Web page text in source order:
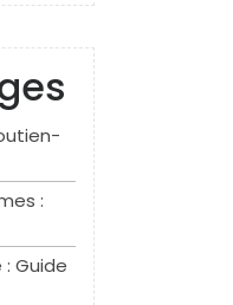
:
Guide